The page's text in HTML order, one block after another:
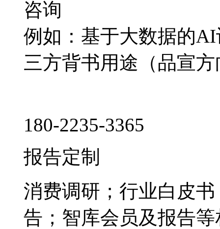
咨询
例如：基于大数据的
三方背书用途（品宣
180-2235-3365
报告定制
消费调研；行业白皮
告；智库会员及报告